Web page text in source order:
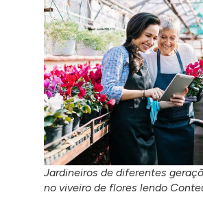
Jardineiros de diferentes
no viveiro de flores lendo